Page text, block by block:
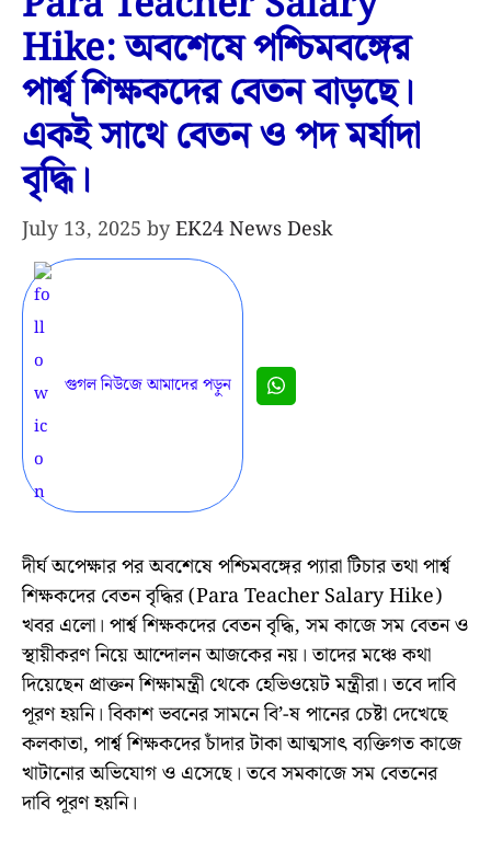
Hike: অবশেষে পশ্চিমবঙ্গের
পার্শ্ব শিক্ষকদের বেতন বাড়ছে।
একই সাথে বেতন ও পদ মর্যাদা
বৃদ্ধি।
July 13, 2025 byEK24 News Desk
গুগল নিউজে আমাদের পড়ুন
দীর্ঘ অপেক্ষার পর অবশেষে পশ্চিমবঙ্গের প্যারা টিচার তথা পার্শ্ব
শিক্ষকদের বেতন বৃদ্ধির (Para Teacher Salary Hike)
খবর এলো। পার্শ্ব শিক্ষকদের বেতন বৃদ্ধি, সম কাজে সম বেতন ও
স্থায়ীকরণ নিয়ে আন্দোলন আজকের নয়। তাদের মঞ্চে কথা
দিয়েছেন প্রাক্তন শিক্ষামন্ত্রী থেকে হেভিওয়েট মন্ত্রীরা। তবে দাবি
পূরণ হয়নি। বিকাশ ভবনের সামনে বি’-ষ পানের চেষ্টা দেখেছে
কলকাতা, পার্শ্ব শিক্ষকদের চাঁদার টাকা আত্মসাৎ ব্যক্তিগত কাজে
খাটানোর অভিযোগ ও এসেছে। তবে সমকাজে সম বেতনের
দাবি পূরণ হয়নি।